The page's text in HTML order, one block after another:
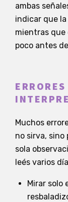
ambas
indicar que
mientras que
poco antes
Muchos
no sirva, sino
sola
leés varios
Mirar solo